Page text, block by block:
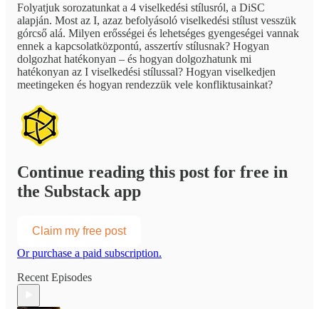
Folyatjuk sorozatunkat a 4 viselkedési stílusról, a DiSC
alapján. Most az I, azaz befolyásoló viselkedési stílust vesszük
górcső alá. Milyen erősségei és lehetséges gyengeségei vannak
ennek a kapcsolatközpontú, asszertív stílusnak? Hogyan
dolgozhat hatékonyan – és hogyan dolgozhatunk mi
hatékonyan az I viselkedési stílussal? Hogyan viselkedjen
meetingeken és hogyan rendezzük vele konfliktusainkat?
Continue reading this post for free in
the Substack app
Claim my free post
Or purchase a paid subscription.
Recent Episodes